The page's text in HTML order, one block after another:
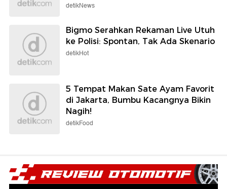
detikNews
Bigmo Serahkan Rekaman Live Utuh
ke Polisi: Spontan, Tak Ada Skenario
detikHot
5 Tempat Makan Sate Ayam Favorit
di Jakarta, Bumbu Kacangnya Bikin
Nagih!
detikFood